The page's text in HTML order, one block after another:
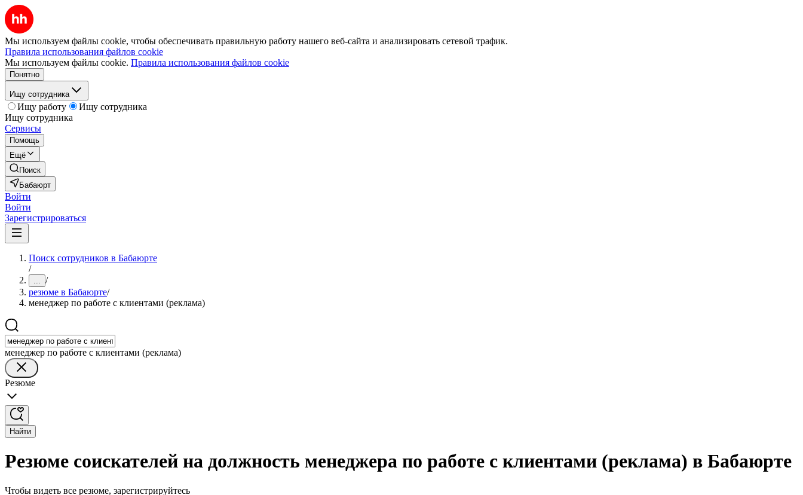
Мы используем файлы cookie, чтобы обеспечивать правильную работу нашего веб-сайта и анализировать сетевой трафик.
Правила использования файлов cookie
Мы используем файлы cookie. Правила использования файлов cookie
Понятно
Ищу сотрудника
Ищу работу
Ищу сотрудника
Ищу сотрудника
Сервисы
Помощь
Ещё
Поиск
Бабаюрт
Войти
Войти
Зарегистрироваться
Поиск сотрудников в Бабаюрте
/
... /
резюме в Бабаюрте/
менеджер по работе с клиентами (реклама)
менеджер по работе с клиентами (реклама)
Резюме
Найти
Резюме соискателей на должность менеджера по работе с клиентами (реклама) в Бабаюрте
Чтобы видеть все резюме, зарегистрируйтесь